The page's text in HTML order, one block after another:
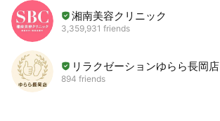
湘南美容クリニック
3,359,931 friends
リラクゼーションゆらら長岡店
894 friends